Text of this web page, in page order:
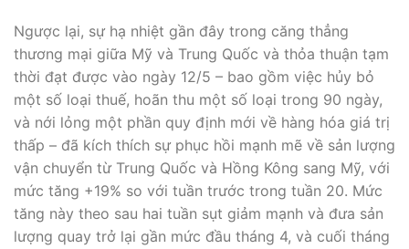
Ngược lại, sự hạ nhiệt gần đây trong căng thẳng
thương mại giữa Mỹ và Trung Quốc và thỏa thuận tạm
thời đạt được vào ngày 12/5 – bao gồm việc hủy bỏ
một số loại thuế, hoãn thu một số loại trong 90 ngày,
và nới lỏng một phần quy định mới về hàng hóa giá trị
thấp – đã kích thích sự phục hồi mạnh mẽ về sản lượng
vận chuyển từ Trung Quốc và Hồng Kông sang Mỹ, với
mức tăng +19% so với tuần trước trong tuần 20. Mức
tăng này theo sau hai tuần sụt giảm mạnh và đưa sản
lượng quay trở lại gần mức đầu tháng 4, và cuối tháng